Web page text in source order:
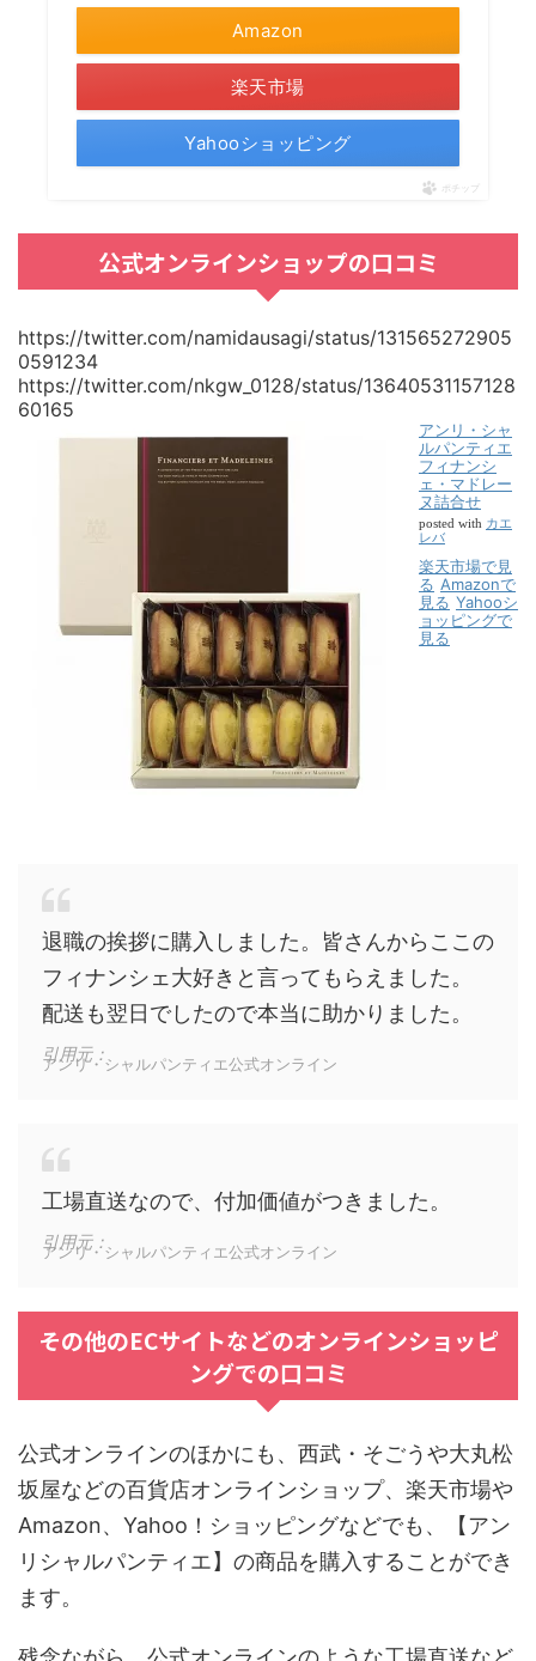
Amazon
楽天市場
Yahooショッピング
ポチップ
公式オンラインショップの口コミ
https://twitter.com/namidausagi/status/131565272905
0591234
https://twitter.com/nkgw_0128/status/13640531157128
60165
アンリ・シャ
ルパンティエ
フィナンシ
ェ・マドレー
ヌ詰合せ
posted with カエ
レバ
楽天市場で見
る Amazonで
見る Yahooシ
ョッピングで
見る
退職の挨拶に購入しました。皆さんからここの
フィナンシェ大好きと言ってもらえました。
配送も翌日でしたので本当に助かりました。
引用元：
アンリ・シャルパンティエ公式オンライン
工場直送なので、付加価値がつきました。
引用元：
アンリ・シャルパンティエ公式オンライン
その他のECサイトなどのオンラインショッピ
ングでの口コミ
公式オンラインのほかにも、西武・そごうや大丸松
坂屋などの百貨店オンラインショップ、楽天市場や
Amazon、Yahoo！ショッピングなどでも、【アン
リシャルパンティエ】の商品を購入することができ
ます。